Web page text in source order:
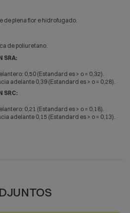
de plena flor e hidrofugado.
de poliuretano.
SRA:
0,50 (Estandard es > o = 0,32).
adelante 0,39 (Estandard es > o = 0,28).
SRC:
0,21 (Estandard es > o = 0,18).
adelante 0,15 (Estandard es > o = 0,13).